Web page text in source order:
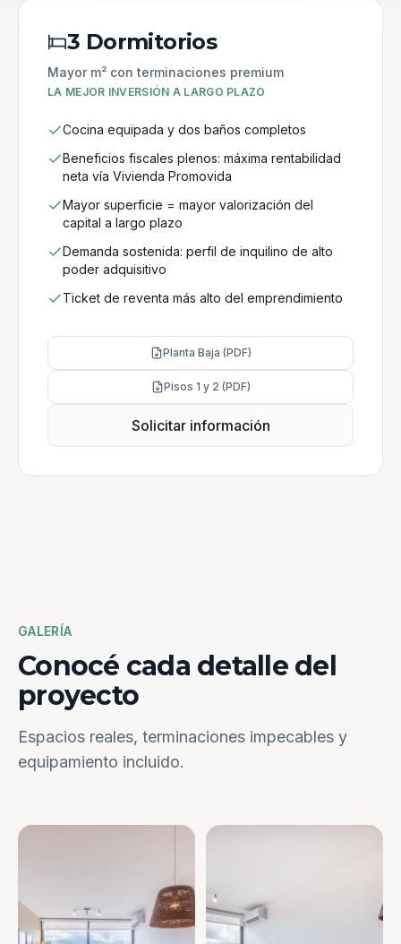
3 Dormitorios
Mayor m² con terminaciones premium
LA MEJOR INVERSIÓN A LARGO PLAZO
Cocina equipada y dos baños completos
Beneficios fiscales plenos: máxima rentabilidad
neta vía Vivienda Promovida
Mayor superficie = mayor valorización del
capital a largo plazo
Demanda sostenida: perfil de inquilino de alto
poder adquisitivo
Ticket de reventa más alto del emprendimiento
Planta Baja (PDF)
Pisos 1 y 2 (PDF)
Solicitar información
GALERÍA
Conocé cada detalle del
proyecto
Espacios reales, terminaciones impecables y
equipamiento incluido.